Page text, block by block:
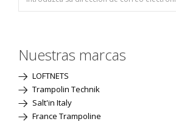
Nuestras marcas
LOFTNETS
Trampolin Technik
Salt'in Italy
France Trampoline